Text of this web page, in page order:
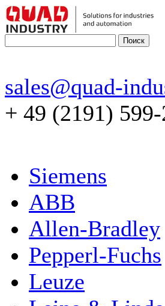
sales@quad-
+ 49 (2191)
Siemens
ABB
Allen-Bradley
Pepperl-Fuchs
Leuze